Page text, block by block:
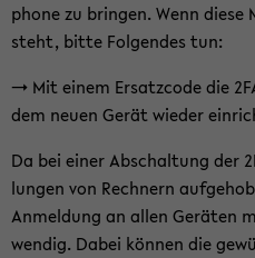
pho­ne zu brin­gen. Wenn
steht, bitte Fol­gen­des tun:
-> Mit einem Er­satz­code die
dem neuen Gerät wie­der
Da bei einer Ab­schal­tung der
lun­gen von Rech­nern
An­mel­dung an allen Ge­rä­ten
wen­dig. Dabei kön­nen die